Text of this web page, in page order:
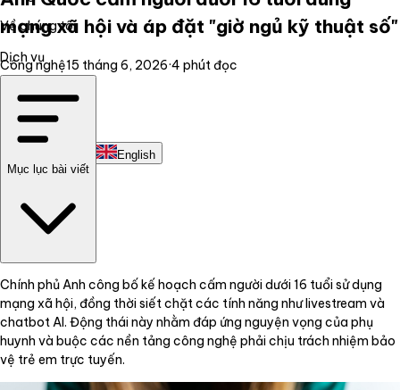
Về chúng tôi
Dịch vụ
Liên hệ
English
mạng xã hội và áp đặt "giờ ngủ kỹ thuật số"
Công nghệ15 tháng 6, 2026·4 phút đọc
Mục lục bài viết
Chính phủ Anh công bố kế hoạch cấm người dưới 16 tuổi sử dụng
mạng xã hội, đồng thời siết chặt các tính năng như livestream và
chatbot AI. Động thái này nhằm đáp ứng nguyện vọng của phụ
huynh và buộc các nền tảng công nghệ phải chịu trách nhiệm bảo
vệ trẻ em trực tuyến.